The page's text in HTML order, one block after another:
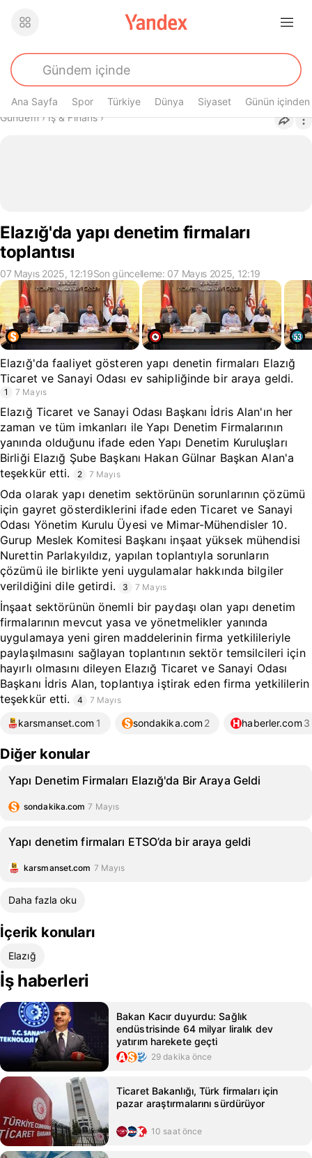
Ana Sayfa Spor Türkiye Dünya Siyaset Günün içinden
Buradasın
Gündem› İş & Finans›
Elazığ'da yapı denetim firmaları
toplantısı
07 Mayıs 2025, 12:19Son güncelleme: 07 Mayıs 2025, 12:19
Elazığ'da faaliyet gösteren yapı denetin firmaları Elazığ
Ticaret ve Sanayi Odası ev sahipliğinde bir araya geldi.
1 7 Mayıs
Elazığ Ticaret ve Sanayi Odası Başkanı İdris Alan'ın her
zaman ve tüm imkanları ile Yapı Denetim Firmalarının
yanında olduğunu ifade eden Yapı Denetim Kuruluşları
Birliği Elazığ Şube Başkanı Hakan Gülnar Başkan Alan'a
teşekkür etti.
2 7 Mayıs
Oda olarak yapı denetim sektörünün sorunlarının çözümü
için gayret gösterdiklerini ifade eden Ticaret ve Sanayi
Odası Yönetim Kurulu Üyesi ve Mimar-Mühendisler 10.
Gurup Meslek Komitesi Başkanı inşaat yüksek mühendisi
Nurettin Parlakyıldız, yapılan toplantıyla sorunların
çözümü ile birlikte yeni uygulamalar hakkında bilgiler
verildiğini dile getirdi.
3 7 Mayıs
İnşaat sektörünün önemli bir paydaşı olan yapı denetim
firmalarının mevcut yasa ve yönetmelikler yanında
uygulamaya yeni giren maddelerinin firma yetkilileriyle
paylaşılmasını sağlayan toplantının sektör temsilcileri için
hayırlı olmasını dileyen Elazığ Ticaret ve Sanayi Odası
Başkanı İdris Alan, toplantıya iştirak eden firma yetkililerin
teşekkür etti.
4 7 Mayıs
karsmanset.com 1 sondakika.com 2 haberler.com 3
Diğer konular
Yapı Denetim Firmaları Elazığ'da Bir Araya Geldi
sondakika.com 7 Mayıs
Yapı denetim firmaları ETSO’da bir araya geldi
karsmanset.com 7 Mayıs
Daha fazla oku
İçerik konuları
Elazığ
İş haberleri
Bakan Kacır duyurdu: Sağlık
endüstrisinde 64 milyar liralık dev
yatırım harekete geçti
29 dakika önce
Ticaret Bakanlığı, Türk firmaları için
pazar araştırmalarını sürdürüyor
10 saat önce